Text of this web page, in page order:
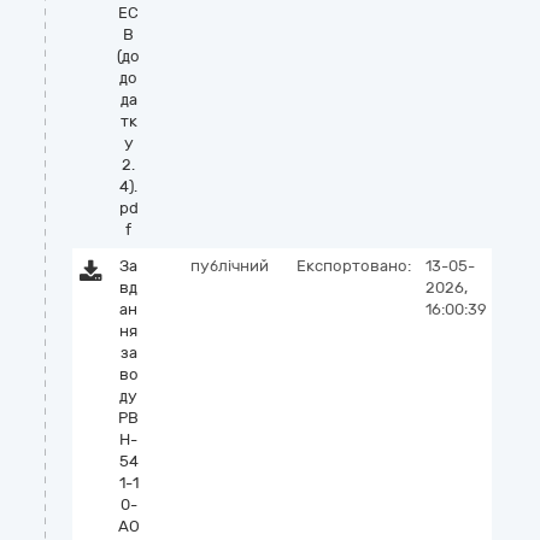
ЕС
В
(до
до
да
тк
у
2.
4).
pd
f
За
вд
ан
ня
за
во
ду
РВ
Н-
54
1-1
0-
АО
публічний Експортовано:
13-05-
2026,
16:00:39